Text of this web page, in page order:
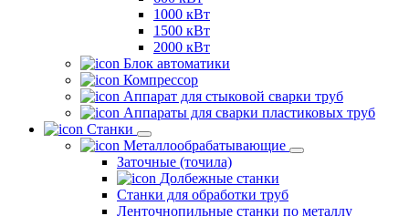
1000 кВт
1500 кВт
2000 кВт
Блок автоматики
Компрессор
Аппарат для стыковой сварки труб
Аппараты для сварки пластиковых труб
Станки
Металлообрабатывающие
Заточные (точила)
Долбежные станки
Станки для обработки труб
Ленточнопильные станки по металлу